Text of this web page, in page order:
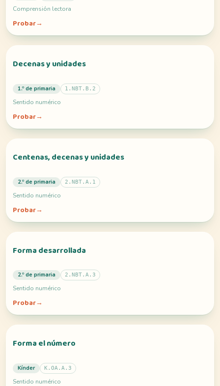
Comprensión lectora
Probar→
Decenas y unidades
1.º de primaria 1.NBT.B.2
Sentido numérico
Probar→
Centenas, decenas y unidades
2.º de primaria 2.NBT.A.1
Sentido numérico
Probar→
Forma desarrollada
2.º de primaria 2.NBT.A.3
Sentido numérico
Probar→
Forma el número
Kínder K.OA.A.3
Sentido numérico